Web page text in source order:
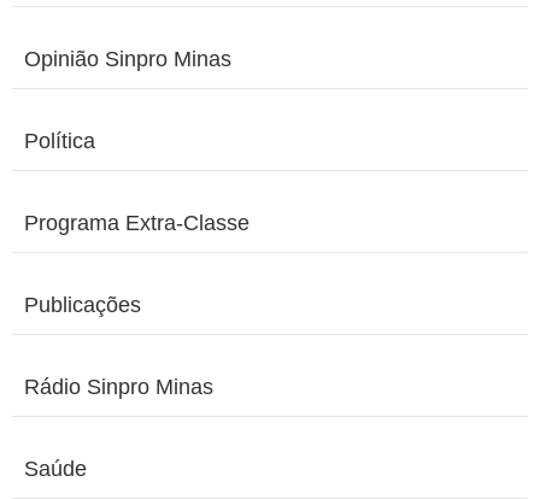
Opinião Sinpro Minas
Política
Programa Extra-Classe
Publicações
Rádio Sinpro Minas
Saúde